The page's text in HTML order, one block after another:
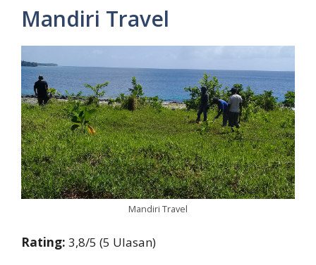
Mandiri Travel
Mandiri Travel
Rating: 3,8/5 (5 Ulasan)